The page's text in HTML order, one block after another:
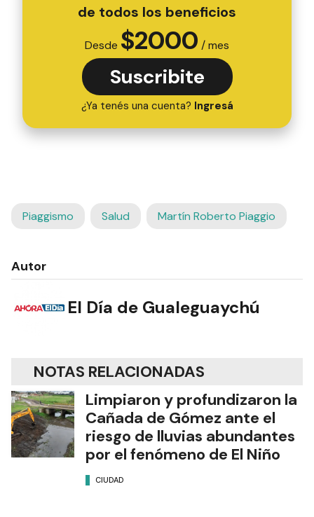
de todos los beneficios
Desde $2000 / mes
Suscribite
¿Ya tenés una cuenta? Ingresá
Piaggismo Salud Martín Roberto Piaggio
Autor
El Día de Gualeguaychú
NOTAS RELACIONADAS
Limpiaron y profundizaron la
Cañada de Gómez ante el
riesgo de lluvias abundantes
por el fenómeno de El Niño
CIUDAD